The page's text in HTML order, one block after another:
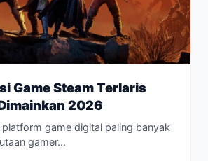
Game Steam Terlaris
2026
game digital paling banyak
gamer...